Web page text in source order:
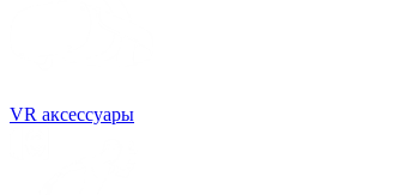
VR аксессуары